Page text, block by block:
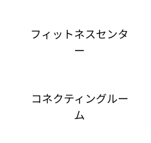
フィットネスセンタ
ー
コネクティングルー
ム